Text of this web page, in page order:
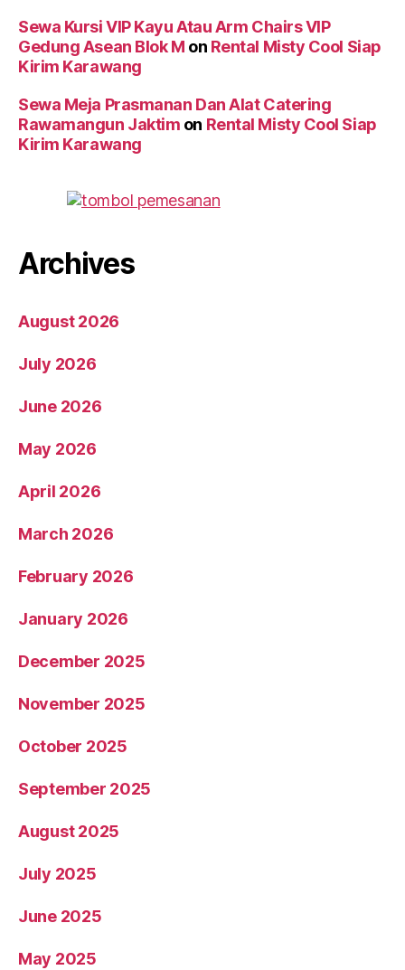
Sewa Kursi VIP Kayu Atau Arm Chairs VIP
Gedung Asean Blok M on Rental Misty Cool Siap
Kirim Karawang
Sewa Meja Prasmanan Dan Alat Catering
Rawamangun Jaktim on Rental Misty Cool Siap
Kirim Karawang
Archives
August 2026
July 2026
June 2026
May 2026
April 2026
March 2026
February 2026
January 2026
December 2025
November 2025
October 2025
September 2025
August 2025
July 2025
June 2025
May 2025